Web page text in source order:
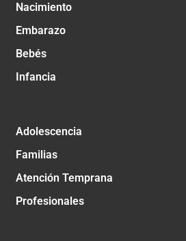
Nacimiento
Embarazo
Bebés
Infancia
Adolescencia
Familias
Atención Temprana
Profesionales